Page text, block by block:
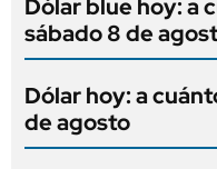
Dólar blue hoy: a
sábado 8 de
Dólar hoy: a
de agosto